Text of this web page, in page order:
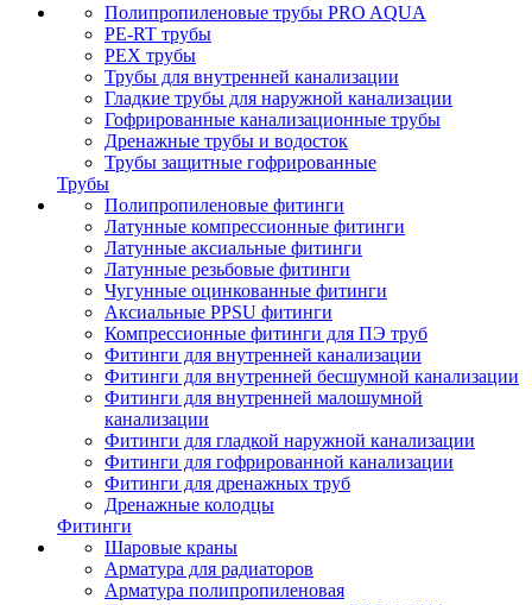
Полипропиленовые трубы PRO AQUA
PE-RT трубы
PEX трубы
Трубы для внутренней канализации
Гладкие трубы для наружной канализации
Гофрированные канализационные трубы
Дренажные трубы и водосток
Трубы защитные гофрированные
Трубы
Полипропиленовые фитинги
Латунные компрессионные фитинги
Латунные аксиальные фитинги
Латунные резьбовые фитинги
Чугунные оцинкованные фитинги
Аксиальные PPSU фитинги
Компрессионные фитинги для ПЭ труб
Фитинги для внутренней канализации
Фитинги для внутренней бесшумной канализации
Фитинги для внутренней малошумной
канализации
Фитинги для гладкой наружной канализации
Фитинги для гофрированной канализации
Фитинги для дренажных труб
Дренажные колодцы
Фитинги
Шаровые краны
Арматура для радиаторов
Арматура полипропиленовая